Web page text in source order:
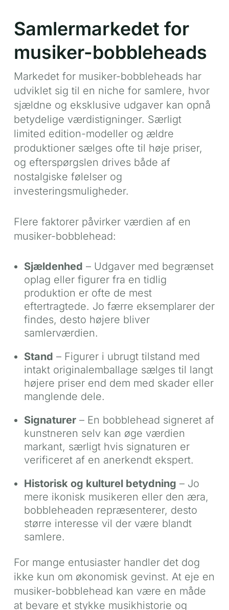
Samlermarkedet for
musiker-bobbleheads
Markedet for musiker-bobbleheads har
udviklet sig til en niche for samlere, hvor
sjældne og eksklusive udgaver kan opnå
betydelige værdistigninger. Særligt
limited edition-modeller og ældre
produktioner sælges ofte til høje priser,
og efterspørgslen drives både af
nostalgiske følelser og
investeringsmuligheder.
Flere faktorer påvirker værdien af en
musiker-bobblehead:
Sjældenhed – Udgaver med begrænset
oplag eller figurer fra en tidlig
produktion er ofte de mest
eftertragtede. Jo færre eksemplarer der
findes, desto højere bliver
samlerværdien.
Stand – Figurer i ubrugt tilstand med
intakt originalemballage sælges til langt
højere priser end dem med skader eller
manglende dele.
Signaturer– En bobblehead signeret af
kunstneren selv kan øge værdien
markant, særligt hvis signaturen er
verificeret af en anerkendt ekspert.
Historisk og kulturel betydning – Jo
mere ikonisk musikeren eller den æra,
bobbleheaden repræsenterer, desto
større interesse vil der være blandt
samlere.
For mange entusiaster handler det dog
ikke kun om økonomisk gevinst. At eje en
musiker-bobblehead kan være en måde
at bevare et stykke musikhistorie og